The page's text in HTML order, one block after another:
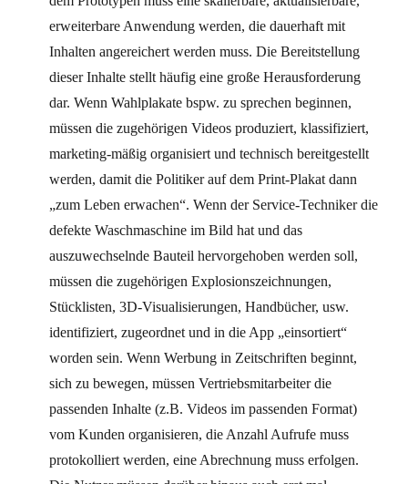
erweiterbare Anwendung werden, die dauerhaft mit
Inhalten angereichert werden muss. Die Bereitstellung
dieser Inhalte stellt häufig eine große Herausforderung
dar. Wenn Wahlplakate bspw. zu sprechen beginnen,
müssen die zugehörigen Videos produziert, klassifiziert,
marketing-mäßig organisiert und technisch bereitgestellt
werden, damit die Politiker auf dem Print-Plakat dann
„zum Leben erwachen“. Wenn der Service-Techniker die
defekte Waschmaschine im Bild hat und das
auszuwechselnde Bauteil hervorgehoben werden soll,
müssen die zugehörigen Explosionszeichnungen,
Stücklisten, 3D-Visualisierungen, Handbücher, usw.
identifiziert, zugeordnet und in die App „einsortiert“
worden sein. Wenn Werbung in Zeitschriften beginnt,
sich zu bewegen, müssen Vertriebsmitarbeiter die
passenden Inhalte (z.B. Videos im passenden Format)
vom Kunden organisieren, die Anzahl Aufrufe muss
protokolliert werden, eine Abrechnung muss erfolgen.